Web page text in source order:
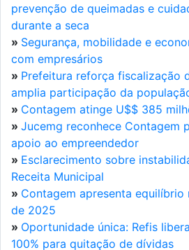
prevenção de queimadas e
durante a seca
» Segurança, mobilidade e
com empresários
» Prefeitura reforça fiscalização
amplia participação da
» Contagem atinge U$$ 385
» Jucemg reconhece Contagem
apoio ao empreendedor
» Esclarecimento sobre
Receita Municipal
» Contagem apresenta equilíbrio
de 2025
» Oportunidade única: Refis
100% para quitação de dívidas